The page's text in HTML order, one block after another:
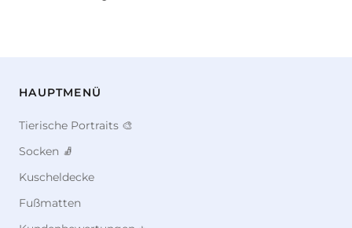
HAUPTMENÜ
Tierische Portraits 🎨
Socken 🧦
Kuscheldecke
Fußmatten